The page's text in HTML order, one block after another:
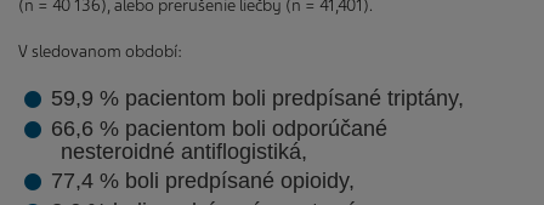
(n = 40 136), alebo prerušenie liečby (n = 41,401).
V sledovanom období:
59,9 % pacientom boli predpísané triptány,
66,6 % pacientom boli odporúčané
nesteroidné antiflogistiká,
77,4 % boli predpísané opioidy,